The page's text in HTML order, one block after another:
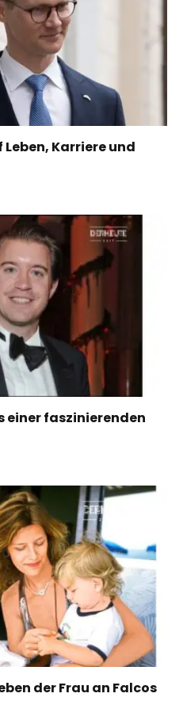
Karriere und
einer faszinierenden
der Frau an Falcos